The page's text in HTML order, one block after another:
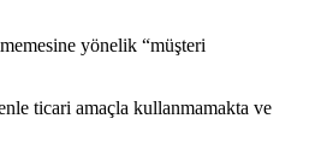
yönelik “müşteri
ticari amaçla kullanmamakta ve